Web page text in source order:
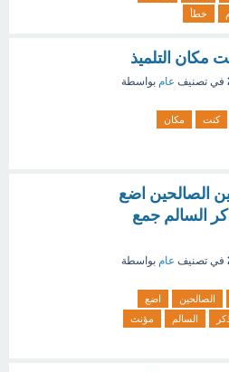
خطأ
مكان التلميذ
في تصنيف عام بواسطة
كنت
مكان
الصالحين اضع
السالم جمع
في تصنيف عام بواسطة
الصالحين
اضع
السالم
مؤنث